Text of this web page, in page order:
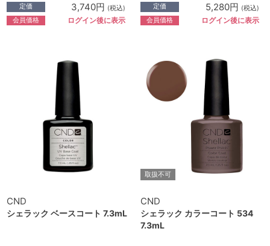
定価 3,740円 (税込)
会員価格 ログイン後に表示
定価 5,280円 (税込)
会員価格 ログイン後に表示
CND
シェラック ベースコート 7.3mL
取扱不可
CND
シェラック カラーコート 534
7.3mL